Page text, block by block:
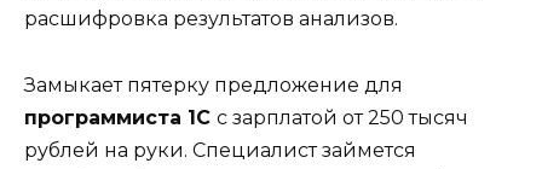
расшифровка результатов анализов.
Замыкает пятерку предложение для
программиста 1С с зарплатой от 250 тысяч
рублей на руки. Специалист займется